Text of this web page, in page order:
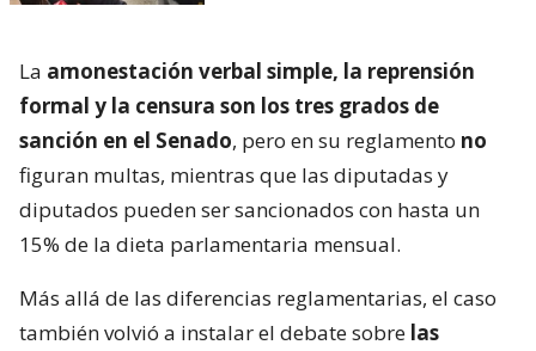
La amonestación verbal simple, la reprensión
formal y la censura son los tres grados de
sanción en el Senado, pero en su reglamento no
figuran multas, mientras que las diputadas y
diputados pueden ser sancionados con hasta un
15% de la dieta parlamentaria mensual.
Más allá de las diferencias reglamentarias, el caso
también volvió a instalar el debate sobre las